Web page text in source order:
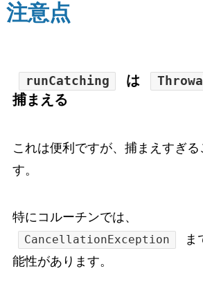
注意点
runCatching は
捕まえる
これは便利ですが、捕まえすぎる
す。
特にコルーチンでは、
CancellationException
ま
能性があります。